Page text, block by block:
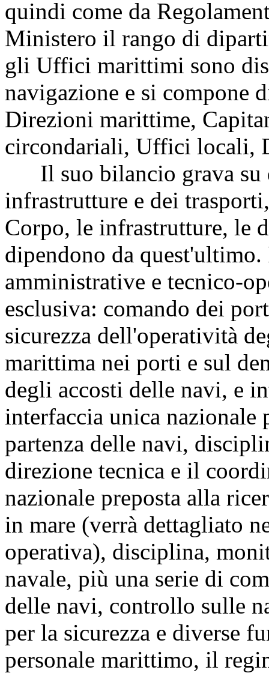
quindi come da
Ministero il rango di
gli Uffici marittimi sono
navigazione e si compone
Direzioni marittime,
circondariali, Uffici locali,
Il suo bilancio grava su
infrastrutture e dei
Corpo, le infrastrutture, le
dipendono da
amministrative e tecnico-
esclusiva: comando dei
sicurezza dell'operatività
marittima nei porti e sul
degli accosti delle navi, e
interfaccia unica
partenza delle navi,
direzione tecnica e il
nazionale preposta alla
in mare (verrà dettagliato
operativa), disciplina,
navale, più una serie di
delle navi, controllo sulle
per la sicurezza e diverse
personale marittimo, il